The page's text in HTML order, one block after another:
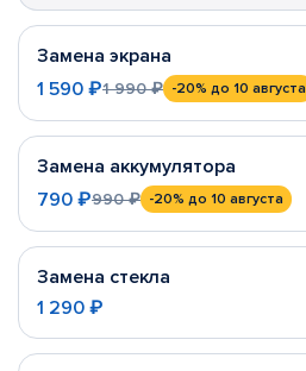
Замена экрана
1 590 ₽1 990 ₽ -20% до 10 августа
Замена аккумулятора
790 ₽990 ₽ -20% до 10 августа
Замена стекла
1 290 ₽